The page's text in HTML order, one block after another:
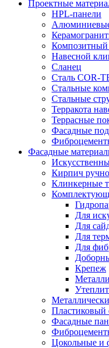
Проектные
HPL-панели
Композитный
Навесной
Сланец
Сталь COR-
Стальные
Стальные
Терракота
Террасные
Фасадные
Фасадные
Кирпич
Клинкерные
Для
Для
Для
Для
Крепеж
Пластиковый
Фасадные
Цокольные и